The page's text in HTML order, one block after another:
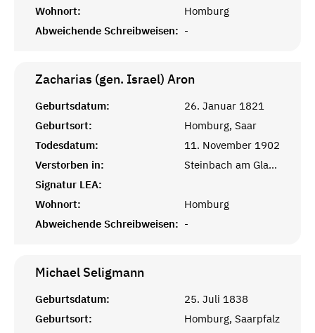
Wohnort:
Homburg
Abweichende Schreibweisen: -
Zacharias (gen. Israel) Aron
Geburtsdatum:
26. Januar 1821
Geburtsort:
Homburg, Saar
Todesdatum:
11. November 1902
Verstorben in:
Steinbach am Glan, Kusel, Rheinprovinz
Signatur LEA:
Wohnort:
Homburg
Abweichende Schreibweisen: -
Michael Seligmann
Geburtsdatum:
25. Juli 1838
Geburtsort:
Homburg, Saarpfalz